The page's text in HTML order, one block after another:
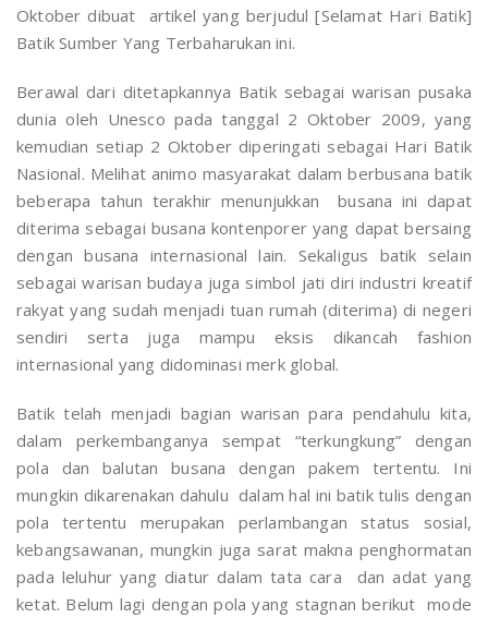
Oktober dibuat artikel yang berjudul [Selamat Hari Batik]
Batik Sumber Yang Terbaharukan ini.
Berawal dari ditetapkannya Batik sebagai warisan pusaka
dunia oleh Unesco pada tanggal 2 Oktober 2009, yang
kemudian setiap 2 Oktober diperingati sebagai Hari Batik
Nasional. Melihat animo masyarakat dalam berbusana batik
beberapa tahun terakhir menunjukkan busana ini dapat
diterima sebagai busana kontenporer yang dapat bersaing
dengan busana internasional lain. Sekaligus batik selain
sebagai warisan budaya juga simbol jati diri industri kreatif
rakyat yang sudah menjadi tuan rumah (diterima) di negeri
sendiri serta juga mampu eksis dikancah fashion
internasional yang didominasi merk global.
Batik telah menjadi bagian warisan para pendahulu kita,
dalam perkembanganya sempat “terkungkung” dengan
pola dan balutan busana dengan pakem tertentu. Ini
mungkin dikarenakan dahulu dalam hal ini batik tulis dengan
pola tertentu merupakan perlambangan status sosial,
kebangsawanan, mungkin juga sarat makna penghormatan
pada leluhur yang diatur dalam tata cara dan adat yang
ketat. Belum lagi dengan pola yang stagnan berikut mode